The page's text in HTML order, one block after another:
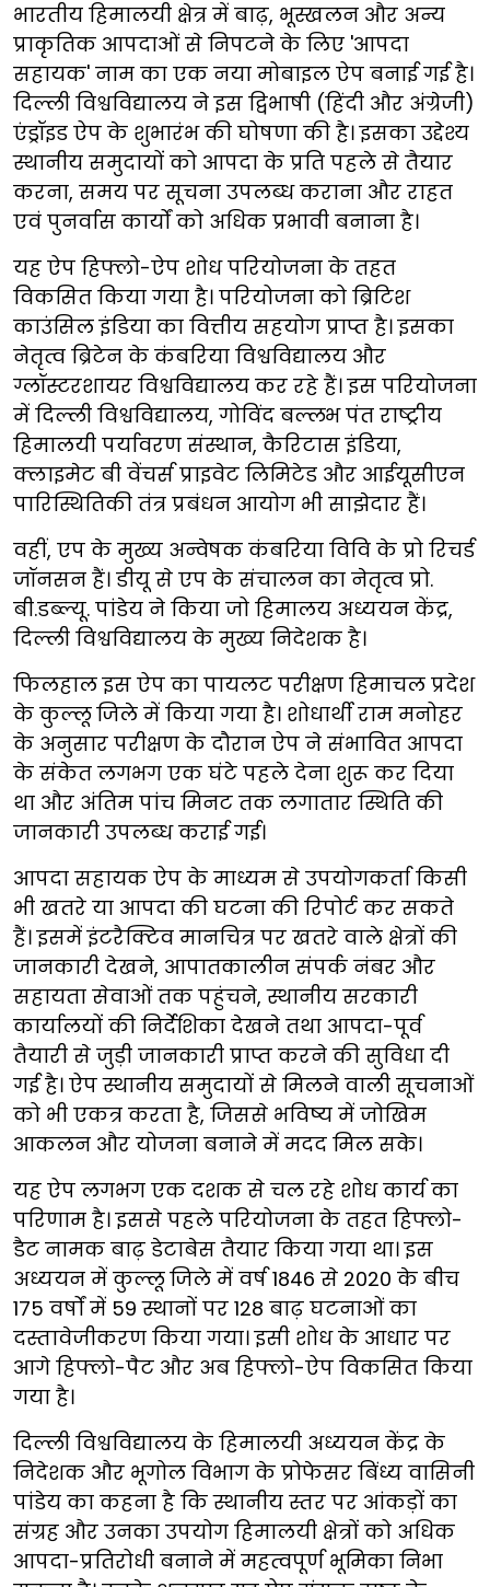
भारतीय हिमालयी क्षेत्र में बाढ़, भूस्खलन और अन्य
प्राकृतिक आपदाओं से निपटने के लिए 'आपदा
सहायक' नाम का एक नया मोबाइल ऐप बनाई गई है।
दिल्ली विश्वविद्यालय ने इस द्विभाषी (हिंदी और अंग्रेजी)
एंड्रॉइड ऐप के शुभारंभ की घोषणा की है। इसका उद्देश्य
स्थानीय समुदायों को आपदा के प्रति पहले से तैयार
करना, समय पर सूचना उपलब्ध कराना और राहत
एवं पुनर्वास कार्यों को अधिक प्रभावी बनाना है।
यह ऐप हिफ्लो-ऐप शोध परियोजना के तहत
विकसित किया गया है। परियोजना को ब्रिटिश
काउंसिल इंडिया का वित्तीय सहयोग प्राप्त है। इसका
नेतृत्व ब्रिटेन के कंबरिया विश्वविद्यालय और
ग्लॉस्टरशायर विश्वविद्यालय कर रहे हैं। इस परियोजना
में दिल्ली विश्वविद्यालय, गोविंद बल्लभ पंत राष्ट्रीय
हिमालयी पर्यावरण संस्थान, कैरिटास इंडिया,
क्लाइमेट बी वेंचर्स प्राइवेट लिमिटेड और आईयूसीएन
पारिस्थितिकी तंत्र प्रबंधन आयोग भी साझेदार हैं।
वहीं, एप के मुख्य अन्वेषक कंबरिया विवि के प्रो रिचर्ड
जॉनसन हैं। डीयू से एप के संचालन का नेतृत्व प्रो.
बी.डब्ल्यू. पांडेय ने किया जो हिमालय अध्ययन केंद्र,
दिल्ली विश्वविद्यालय के मुख्य निदेशक है।
फिलहाल इस ऐप का पायलट परीक्षण हिमाचल प्रदेश
के कुल्लू जिले में किया गया है। शोधार्थी राम मनोहर
के अनुसार परीक्षण के दौरान ऐप ने संभावित आपदा
के संकेत लगभग एक घंटे पहले देना शुरू कर दिया
था और अंतिम पांच मिनट तक लगातार स्थिति की
जानकारी उपलब्ध कराई गई।
आपदा सहायक ऐप के माध्यम से उपयोगकर्ता किसी
भी खतरे या आपदा की घटना की रिपोर्ट कर सकते
हैं। इसमें इंटरैक्टिव मानचित्र पर खतरे वाले क्षेत्रों की
जानकारी देखने, आपातकालीन संपर्क नंबर और
सहायता सेवाओं तक पहुंचने, स्थानीय सरकारी
कार्यालयों की निर्देशिका देखने तथा आपदा-पूर्व
तैयारी से जुड़ी जानकारी प्राप्त करने की सुविधा दी
गई है। ऐप स्थानीय समुदायों से मिलने वाली सूचनाओं
को भी एकत्र करता है, जिससे भविष्य में जोखिम
आकलन और योजना बनाने में मदद मिल सके।
यह ऐप लगभग एक दशक से चल रहे शोध कार्य का
परिणाम है। इससे पहले परियोजना के तहत हिफ्लो-
डैट नामक बाढ़ डेटाबेस तैयार किया गया था। इस
अध्ययन में कुल्लू जिले में वर्ष 1846 से 2020 के बीच
175 वर्षों में 59 स्थानों पर 128 बाढ़ घटनाओं का
दस्तावेजीकरण किया गया। इसी शोध के आधार पर
आगे हिफ्लो-पैट और अब हिफ्लो-ऐप विकसित किया
गया है।
दिल्ली विश्वविद्यालय के हिमालयी अध्ययन केंद्र के
निदेशक और भूगोल विभाग के प्रोफेसर बिंध्य वासिनी
पांडेय का कहना है कि स्थानीय स्तर पर आंकड़ों का
संग्रह और उनका उपयोग हिमालयी क्षेत्रों को अधिक
आपदा-प्रतिरोधी बनाने में महत्वपूर्ण भूमिका निभा